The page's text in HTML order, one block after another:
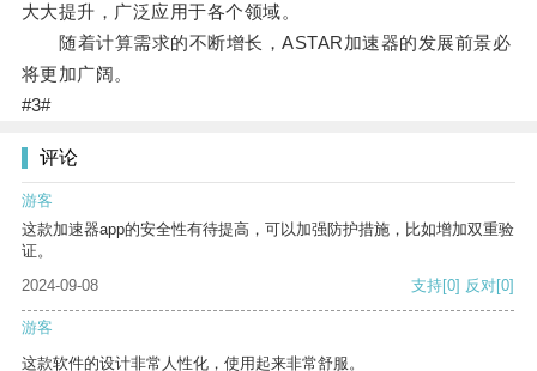
大大提升，广泛应用于各个领域。
随着计算需求的不断增长，ASTAR加速器的发展前景必
将更加广阔。
#3#
评论
游客
这款加速器app的安全性有待提高，可以加强防护措施，比如增加双重验
证。
2024-09-08
支持[0] 反对[0]
游客
这款软件的设计非常人性化，使用起来非常舒服。